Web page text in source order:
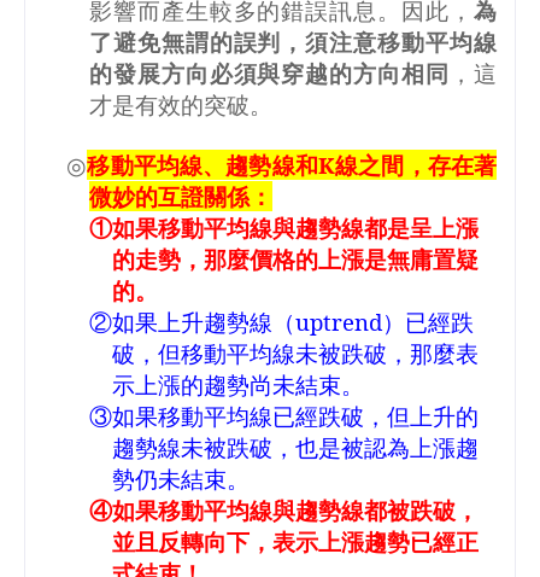
影響而產生較多的錯誤訊息。因此， 為
了避免無謂的誤判，須注意移動平均線
的發展方向必須與穿越的方向相同 ，這
才是有效的突破。
◎移動平均線、趨勢線和K線之間，存在著
微妙的互證關係：
①如果移動平均線與趨勢線都是呈上漲
的走勢，那麼價格的上漲是無庸置疑
的。
②如果上升趨勢線（uptrend）已經跌
破，但移動平均線未被跌破，那麼表
示上漲的趨勢尚未結束。
③如果移動平均線已經跌破，但上升的
趨勢線未被跌破，也是被認為上漲趨
勢仍未結束。
④如果移動平均線與趨勢線都被跌破，
並且反轉向下，表示上漲趨勢已經正